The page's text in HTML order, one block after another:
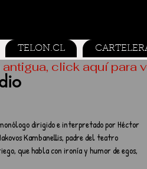
TELON.CL
dirigido e interpretado por Héctor
Kambanellis, padre del teatro
que habla con ironía y humor de egos,
click aquí para